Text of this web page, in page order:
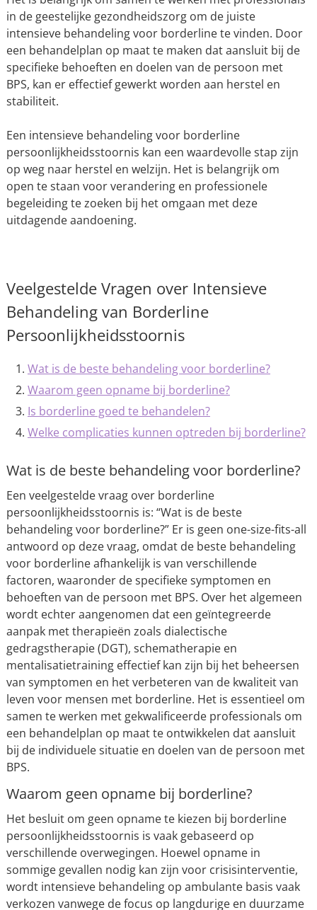
in de geestelijke gezondheidszorg om de juiste
intensieve behandeling voor borderline te vinden. Door
een behandelplan op maat te maken dat aansluit bij de
specifieke behoeften en doelen van de persoon met
BPS, kan er effectief gewerkt worden aan herstel en
stabiliteit.
Een intensieve behandeling voor borderline
persoonlijkheidsstoornis kan een waardevolle stap zijn
op weg naar herstel en welzijn. Het is belangrijk om
open te staan voor verandering en professionele
begeleiding te zoeken bij het omgaan met deze
uitdagende aandoening.
Veelgestelde Vragen over Intensieve
Behandeling van Borderline
Persoonlijkheidsstoornis
Wat is de beste behandeling voor borderline?
Waarom geen opname bij borderline?
Is borderline goed te behandelen?
Welke complicaties kunnen optreden bij borderline?
Wat is de beste behandeling voor borderline?
Een veelgestelde vraag over borderline
persoonlijkheidsstoornis is: “Wat is de beste
behandeling voor borderline?” Er is geen one-size-fits-all
antwoord op deze vraag, omdat de beste behandeling
voor borderline afhankelijk is van verschillende
factoren, waaronder de specifieke symptomen en
behoeften van de persoon met BPS. Over het algemeen
wordt echter aangenomen dat een geïntegreerde
aanpak met therapieën zoals dialectische
gedragstherapie (DGT), schematherapie en
mentalisatietraining effectief kan zijn bij het beheersen
van symptomen en het verbeteren van de kwaliteit van
leven voor mensen met borderline. Het is essentieel om
samen te werken met gekwalificeerde professionals om
een behandelplan op maat te ontwikkelen dat aansluit
bij de individuele situatie en doelen van de persoon met
BPS.
Waarom geen opname bij borderline?
Het besluit om geen opname te kiezen bij borderline
persoonlijkheidsstoornis is vaak gebaseerd op
verschillende overwegingen. Hoewel opname in
sommige gevallen nodig kan zijn voor crisisinterventie,
wordt intensieve behandeling op ambulante basis vaak
verkozen vanwege de focus op langdurige en duurzame